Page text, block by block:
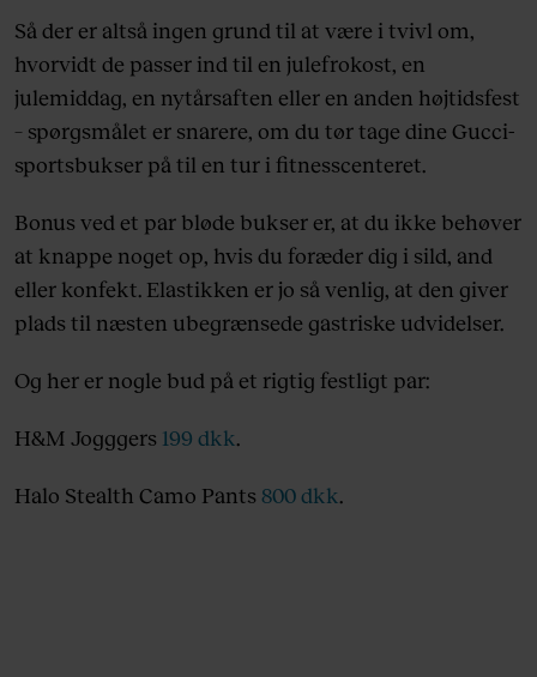
Så der er altså ingen grund til at være i tvivl om,
hvorvidt de passer ind til en julefrokost, en
julemiddag, en nytårsaften eller en anden højtidsfest
– spørgsmålet er snarere, om du tør tage dine Gucci-
sportsbukser på til en tur i fitnesscenteret.
Bonus ved et par bløde bukser er, at du ikke behøver
at knappe noget op, hvis du foræder dig i sild, and
eller konfekt. Elastikken er jo så venlig, at den giver
plads til næsten ubegrænsede gastriske udvidelser.
Og her er nogle bud på et rigtig festligt par:
H&M Jogggers 199 dkk.
Halo Stealth Camo Pants 800 dkk.